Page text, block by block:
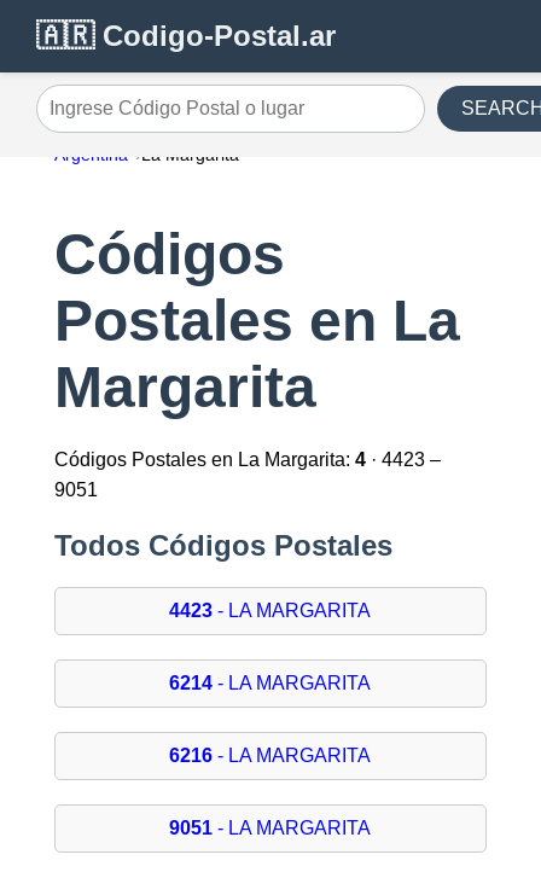
🇦🇷 Codigo-Postal.ar
Ingrese Código Postal o lugar
Argentina La Margarita
Códigos
Postales en La
Margarita
Códigos Postales en La Margarita: 4· 4423 –
9051
Todos Códigos Postales
4423 - LA MARGARITA
6214 - LA MARGARITA
6216 - LA MARGARITA
9051 - LA MARGARITA